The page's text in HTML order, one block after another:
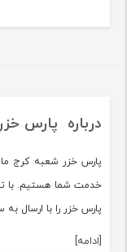
درباره پارس خزر
خدمت شما هستیم. با
پارس خزر را با ارسال
[ادامه]